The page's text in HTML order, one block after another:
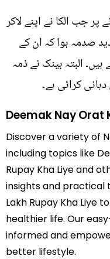
پر جب الکا نے اپنے لاکر
صدمہ ہوا کہ ان کے
کھا گئے ہیں۔ البتہ بینک نے ذمہ
کرائی ہے۔
Deemak Nay Orat
Discover a variety of
including topics like
Rupay Kha Liye and
insights and practical
Lakh Rupay Kha Liye
healthier life. Our
informed and
better lifestyle.